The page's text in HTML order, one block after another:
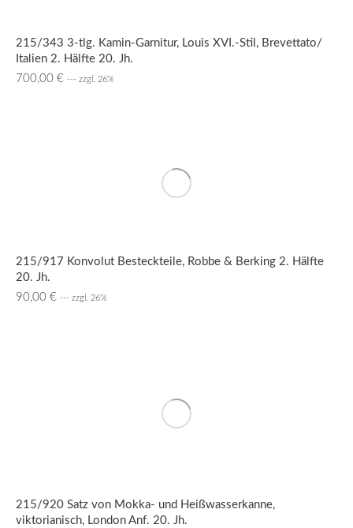
215/343 3-tlg. Kamin-Garnitur, Louis XVI.-Stil, Brevettato/
Italien 2. Hälfte 20. Jh.
700,00 € --- zzgl. 26%
215/917 Konvolut Besteckteile, Robbe & Berking 2. Hälfte
20. Jh.
90,00 € --- zzgl. 26%
215/920 Satz von Mokka- und Heißwasserkanne,
viktorianisch, London Anf. 20. Jh.